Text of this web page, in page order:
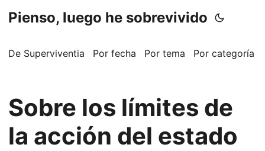
Pienso, luego he sobrevivido
De Superviventia Por fecha Por tema Por categoría
Sobre los límites de
la acción del estado